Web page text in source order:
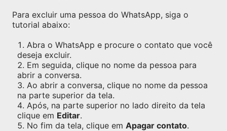
Para excluir uma pessoa do WhatsApp, siga o
tutorial abaixo:
Abra o WhatsApp e procure o contato que você
deseja excluir.
Em seguida, clique no nome da pessoa para
abrir a conversa.
Ao abrir a conversa, clique no nome da pessoa
na parte superior da tela.
Após, na parte superior no lado direito da tela
clique em Editar.
No fim da tela, clique em Apagar contato.